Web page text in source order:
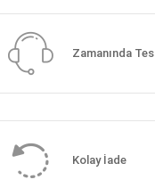
Zamanında
Kolay İade